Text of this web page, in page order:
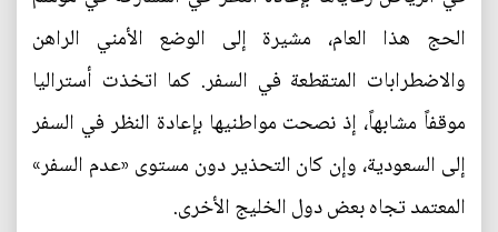
الحج هذا العام، مشيرة إلى الوضع الأمني الراهن
والاضطرابات المتقطعة في السفر. كما اتخذت أستراليا
موقفاً مشابهاً، إذ نصحت مواطنيها بإعادة النظر في السفر
إلى السعودية، وإن كان التحذير دون مستوى «عدم السفر»
المعتمد تجاه بعض دول الخليج الأخرى.